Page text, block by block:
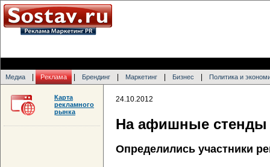
Медиа Реклама Брендинг Маркетинг Бизнес Политика и
24.10.2012
На афишные стенды
Определились участники
Карта
рекламного
рынка